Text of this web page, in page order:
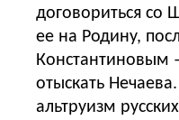
договориться со
ее на Родину,
Константиновым
отыскать
альтруизм